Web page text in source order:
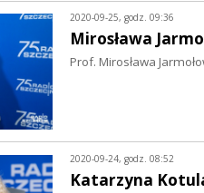
2020-09-25, godz. 09:36
Mirosława
Prof. Mirosława
2020-09-24, godz. 08:52
Katarzyna